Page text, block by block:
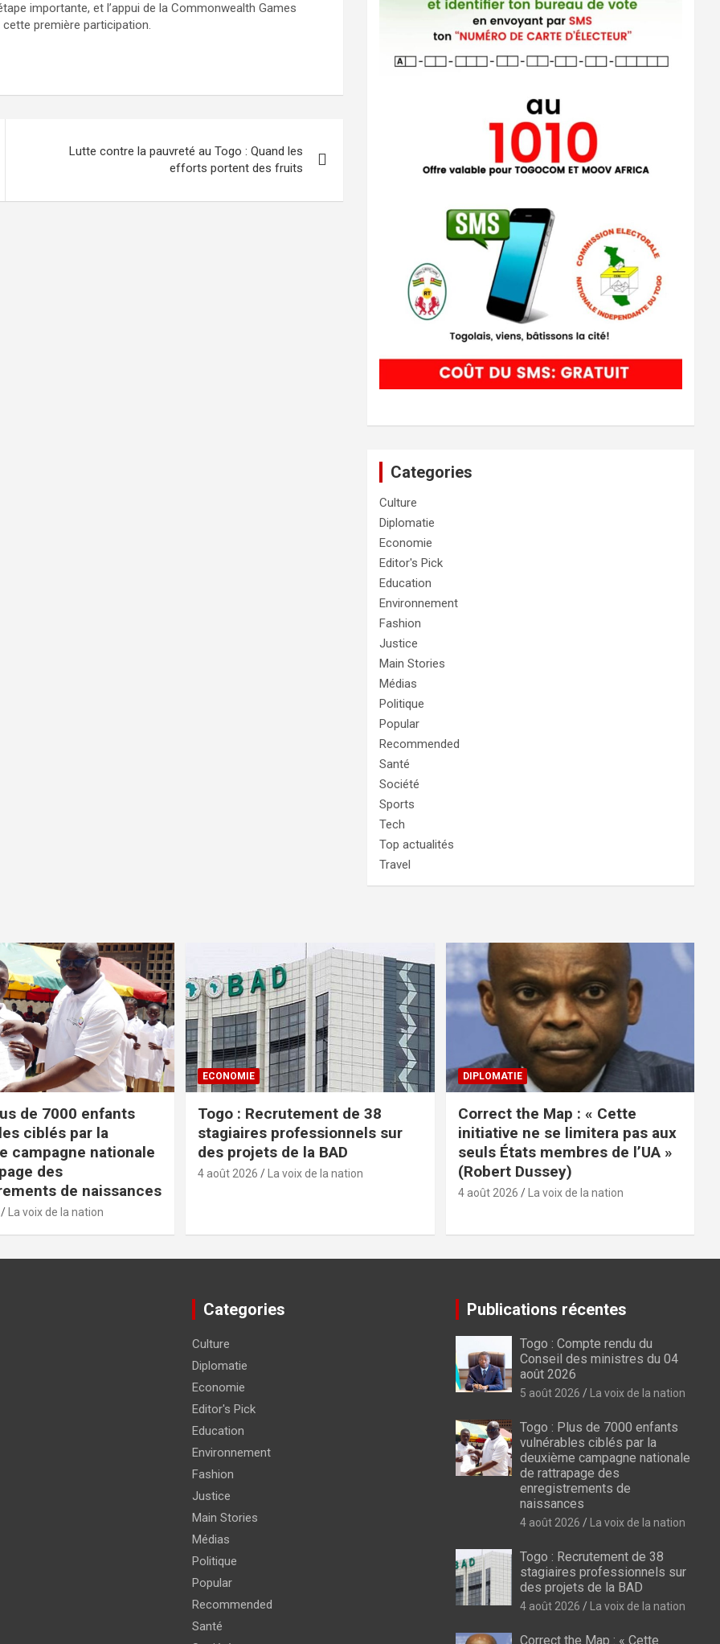
importante, et l’appui de la Commonwealth Games
première participation.
Lutte contre la pauvreté au Togo : Quand les
efforts portent des fruits
Categories
Culture
Diplomatie
Economie
Editor's Pick
Education
Environnement
Fashion
Justice
Main Stories
Médias
Politique
Popular
Recommended
Santé
Société
Sports
Tech
Top actualités
Travel
de 7000 enfants
ciblés par la
campagne nationale
des
de naissances
La voix de la nation
ECONOMIE
Togo : Recrutement de 38
stagiaires professionnels sur
des projets de la BAD
4 août 2026 La voix de la nation
DIPLOMATIE
Correct the Map : « Cette
initiative ne se limitera pas aux
seuls États membres de l’UA »
(Robert Dussey)
4 août 2026 La voix de la nation
Categories
Culture
Diplomatie
Economie
Editor's Pick
Education
Environnement
Fashion
Justice
Main Stories
Médias
Politique
Popular
Recommended
Santé
Publications récentes
Togo : Compte rendu du
Conseil des ministres du 04
août 2026
5 août 2026 La voix de la nation
Togo : Plus de 7000 enfants
vulnérables ciblés par la
deuxième campagne nationale
de rattrapage des
enregistrements de
naissances
4 août 2026 La voix de la nation
Togo : Recrutement de 38
stagiaires professionnels sur
des projets de la BAD
4 août 2026 La voix de la nation
Correct the Map : « Cette